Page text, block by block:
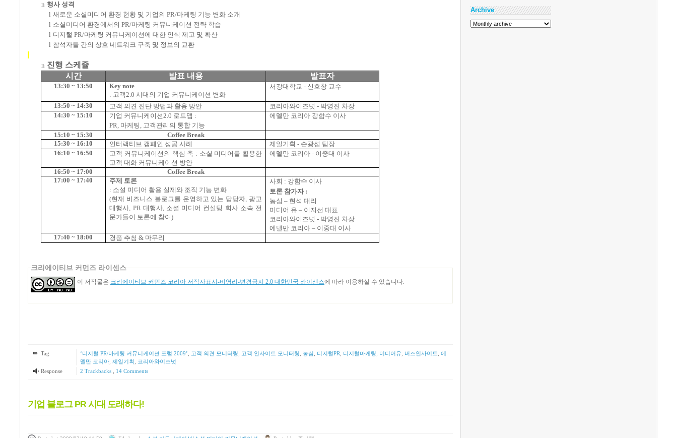
n 행사 성격
l 새로운 소셜미디어 환경 현황 및 기업의 PR/마케팅 기능 변화 소개
l 소셜미디어 환경에서의 PR/마케팅 커뮤니케이션 전략 학습
l 디지털 PR/마케팅 커뮤니케이션에 대한 인식 제고 및 확산
l 참석자들 간의 상호 네트워크 구축 및 정보의 교환
n 진행 스케쥴
시간
발표 내용 발표자
13:30 ~ 13:50
Key note
: 고객2.0시대의 기업 커뮤니케이션 변화
서강대학교- 신호창 교수
13:50 ~ 14:30 고객 의견 진단 방법과 활용 방안 코리아와이즈넛- 박영진 차장
14:30 ~ 15:10
기업 커뮤니케이션2.0 로드맵 :
PR, 마케팅 , 고객관리의 통합 기능
에델만 코리아 강함수 이사
15:10 ~ 15:30
Coffee Break
15:30 ~ 16:10
인터랙티브 캠페인 성공 사례 제일기획 - 손광섭 팀장
16:10 ~ 16:50
고객 커뮤니케이션의 핵심 축 : 소셜 미디어를 활용한
고객 대화 커뮤니케이션 방안
에델만 코리아 - 이중대 이사
16:50 ~ 17:00
Coffee Break
17:00 ~ 17:40
주제 토론
: 소설 미디어 활용 실제와 조직 기능 변화
(현재 비즈니스 블로그를 운영하고 있는 담당자, 광고
대행사, PR 대행사, 소셜 미디어 컨설팅 회사 소속 전
문가들이 토론에 참여)
사회 : 강함수 이사
토론 참가자:
농심– 현석 대리
미디어 유– 이지선 대표
코리아와이즈넛 - 박영진 차장
에델만 코리아– 이중대 이사
17:40 ~ 18:00
경품 추첨 & 마무리
크리에이티브 커먼즈 라이센스
이 저작물은 크리에이티브 커먼즈 코리아 저작자표시-비영리-변경금지 2.0 대한민국 라이센스에 따라 이용하실 수 있습니다.
Tag ‘디지털 PR/마케팅 커뮤니케이션 포럼 2009’ 고객 의견 모니터링 고객 인사이트 모니터링 농심 디지털PR 디지털마케팅 미디어유, 버즈인사이트
에
델만 코리아, 제일기획
코리아와이즈넛
Response
2 Trackbacks 14Comments
기업 블로그 PR 시대 도래하다!
Archive